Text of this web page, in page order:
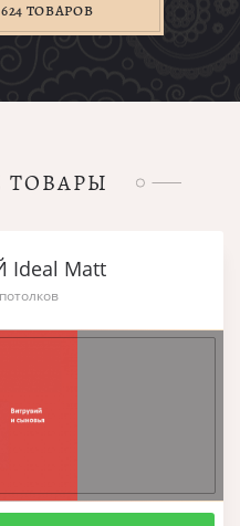
ТОВАРОВ
Ideal Matt